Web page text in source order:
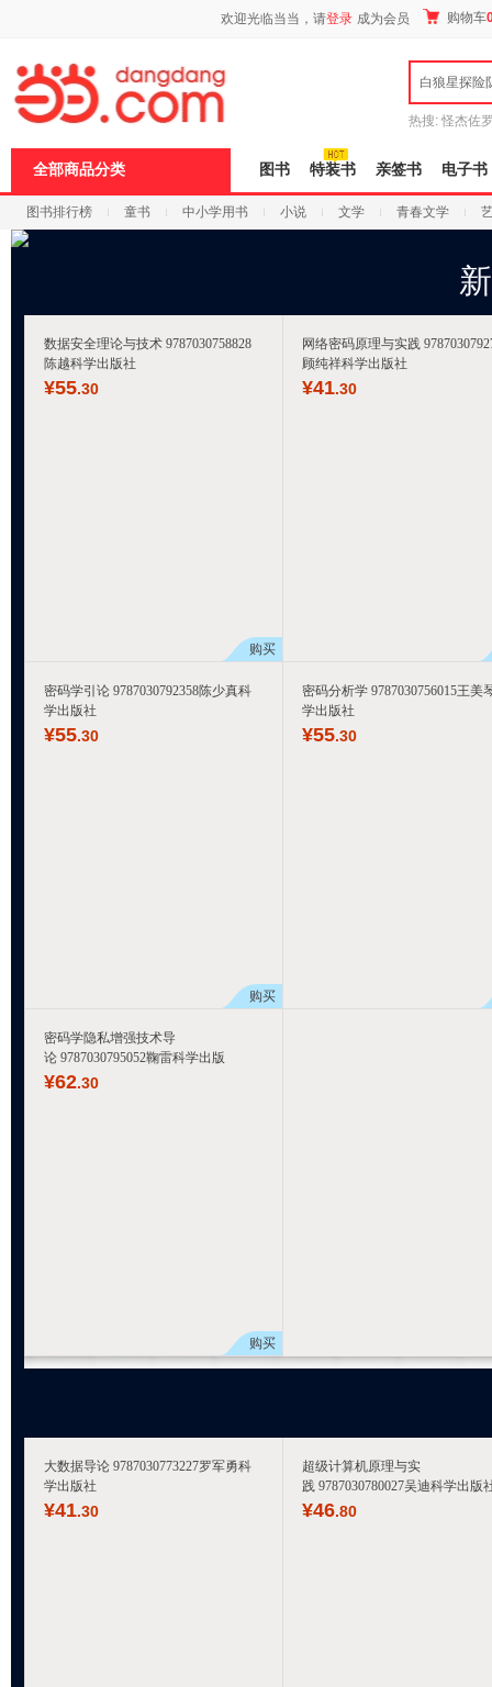
欢迎光临当当，请登录 成为会员 购物车
白狼星探险
热搜: 怪杰佐
全部商品分类 图书 特装书 亲签书 电子书
图书排行榜 童书 中小学用书 小说 文学 青春文学
科技
数据安全理论与技术 9787030758828
陈越科学出版社
¥55.30
购买
网络密码原理与实践
顾纯祥科学出版社
¥41.30
密码学引论 9787030792358陈少真科
学出版社
¥55.30
购买
密码分析学 9787030756015王美
学出版社
¥55.30
密码学隐私增强技术导
论 9787030795052鞠雷科学出版
¥62.30
购买
大数据导论 9787030773227罗军勇科
学出版社
¥41.30
超级计算机原理与实
践 9787030780027吴迪科学出版
¥46.80
页
按
Ctrl